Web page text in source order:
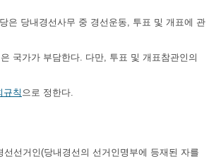
은 당내경선사무 중 경선운동, 투표 및 개표에 관
국가가 부담한다. 다만, 투표 및 개표참관인의
규칙 으로 정한다.
선거인(당내경선의 선거인명부에 등재된 자를